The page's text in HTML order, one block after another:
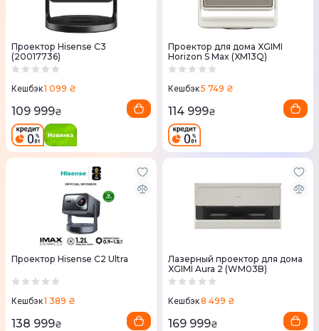
Проектор Hisense C3
(20017736)
Кешбэк1 099 ₴
109 999₴
Проектор для дома XGIMI
Horizon S Max (XM13Q)
Кешбэк5 749 ₴
114 999₴
Проектор Hisense C2 Ultra
Кешбэк1 389 ₴
138 999₴
Лазерный проектор для дома
XGIMI Aura 2 (WM03B)
Кешбэк8 499 ₴
169 999₴